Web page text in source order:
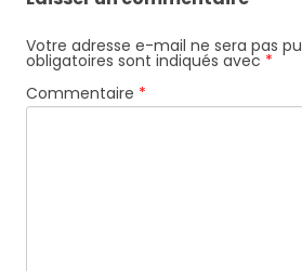
Votre adresse e-mail ne sera pas
obligatoires sont indiqués avec *
Commentaire *